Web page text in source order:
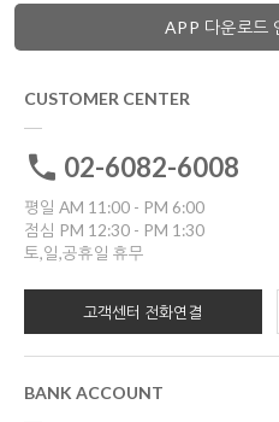
APP 다운로드
CUSTOMER CENTER
02-6082-6008
평일 AM 11:00 - PM 6:00
점심 PM 12:30 - PM 1:30
토,일,공휴일 휴무
고객센터 전화연결
BANK ACCOUNT